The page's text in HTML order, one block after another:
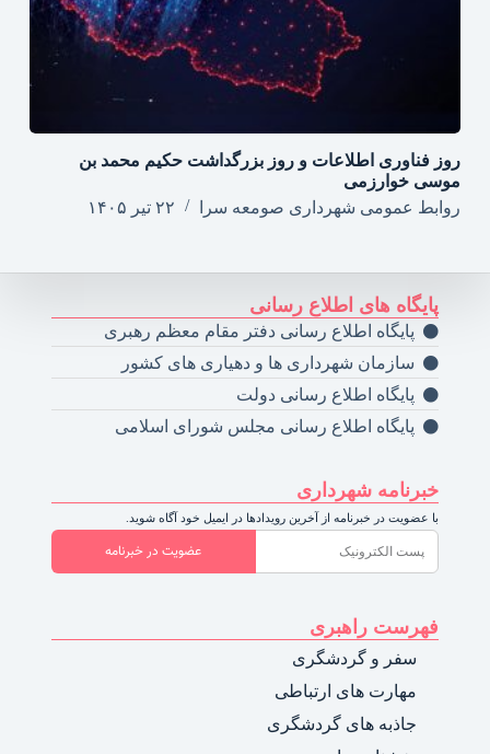
روز فناوری اطلاعات و روز بزرگداشت حکیم محمد بن
موسی خوارزمی
روابط عمومی شهرداری صومعه سرا
۲۲ تیر ۱۴۰۵
پایگاه های اطلاع رسانی
پایگاه اطلاع رسانی دفتر مقام معظم رهبری
سازمان شهرداری ها و دهیاری های کشور
پایگاه اطلاع رسانی دولت
پایگاه اطلاع رسانی مجلس شورای اسلامی
خبرنامه شهرداری
با عضویت در خبرنامه از آخرین رویدادها در ایمیل خود آگاه شوید.
عضویت در خبرنامه
فهرست راهبری
سفر و گردشگری
مهارت های ارتباطی
جاذبه های گردشگری